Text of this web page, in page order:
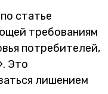
статье
требованиям
потребителей,
Это
лишением